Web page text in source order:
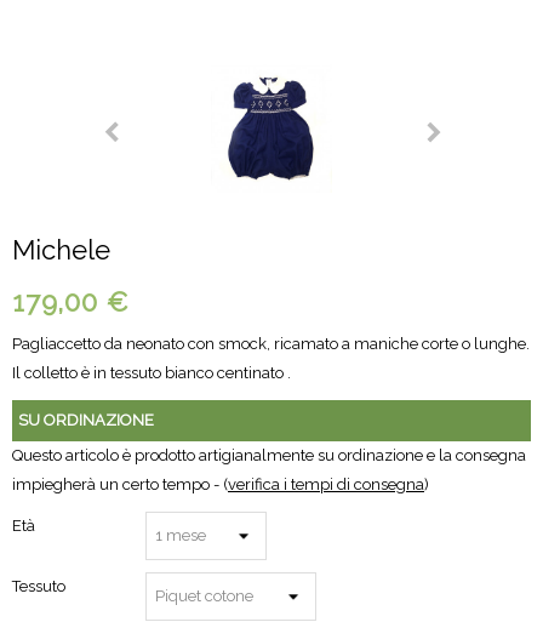
Michele
179,00 €
Pagliaccetto da neonato con smock, ricamato a maniche corte o lunghe.
Il colletto è in tessuto bianco centinato .
SU ORDINAZIONE
Questo articolo è prodotto artigianalmente su ordinazione e la consegna
impiegherà un certo tempo - (verifica i tempi di consegna)
Età
Tessuto